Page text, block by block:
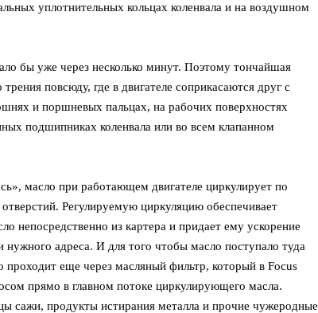
уплотнительных кольцах коленвала и на воздушном
бы уже через несколько минут. Поэтому тончайшая
повсюду, где в двигателе соприкасаются друг с
и поршневых пальцах, на рабочих поверхностях
подшипниках коленвала или во всем клапанном
масло при работающем двигателе циркулирует по
Регулируемую циркуляцию обеспечивает
непосредственно из картера и придает ему ускорение
нужного адреса. И для того чтобы масло поступало туда
еще через масляный фильтр, который в Focus
прямо в главном потоке циркулирующего масла.
сажи, продукты истирания металла и прочие чужеродные